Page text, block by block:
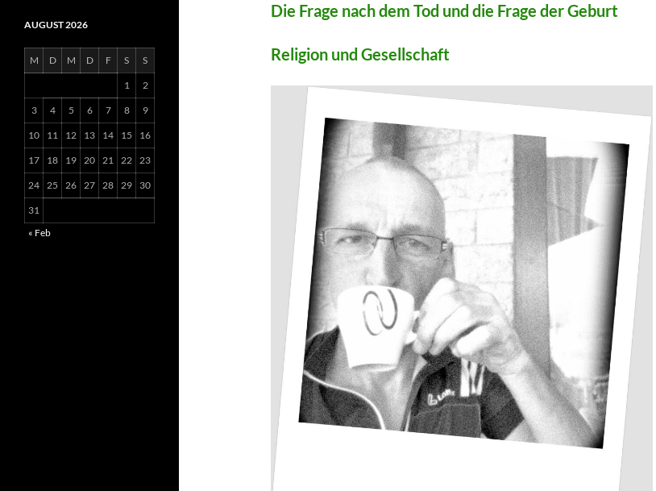
Die Frage nach dem Tod und die Frage der Geburt
Religion und Gesellschaft
AUGUST 2026
M D M D F S S
1 2
3 4 5 6 7 8 9
10 11 12 13 14 15 16
17 18 19 20 21 22 23
24 25 26 27 28 29 30
31
« Feb